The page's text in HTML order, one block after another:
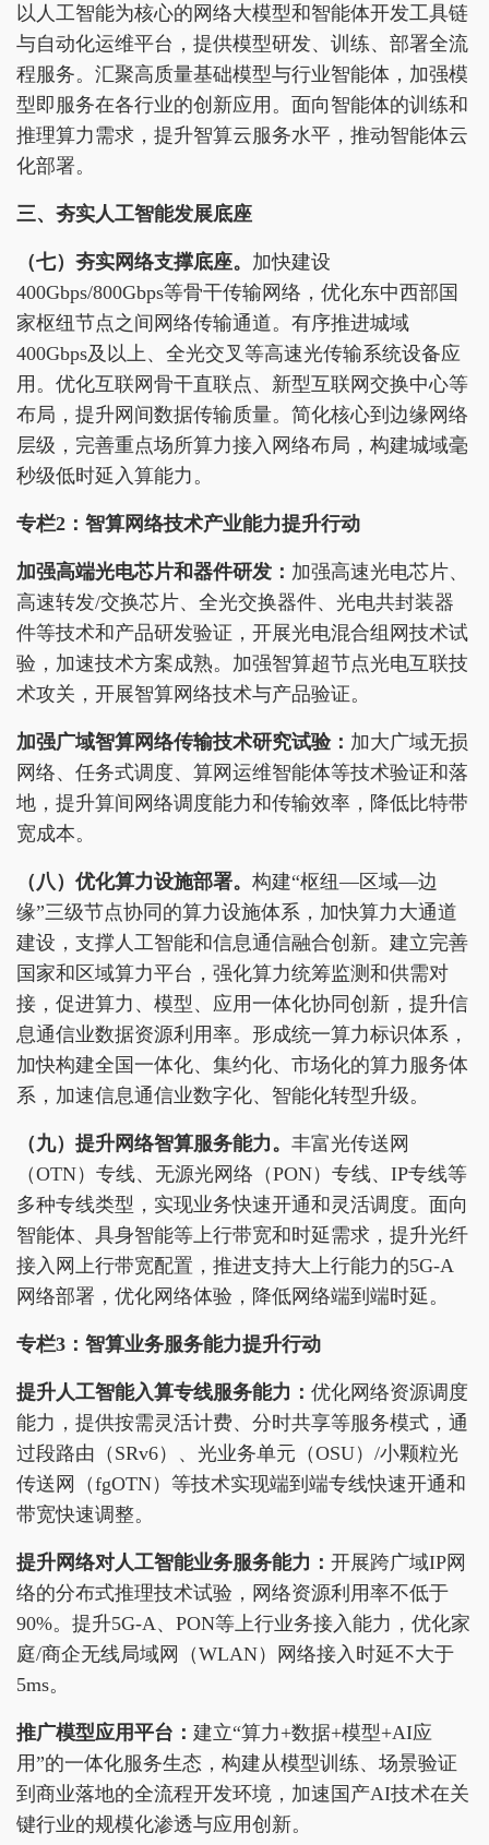
以人工智能为核心的网络大模型和智能体开发工具链
与自动化运维平台，提供模型研发、训练、部署全流
程服务。汇聚高质量基础模型与行业智能体，加强模
型即服务在各行业的创新应用。面向智能体的训练和
推理算力需求，提升智算云服务水平，推动智能体云
化部署。
三、夯实人工智能发展底座
（七）夯实网络支撑底座。 加快建设
400Gbps/800Gbps等骨干传输网络，优化东中西部国
家枢纽节点之间网络传输通道。有序推进城域
400Gbps及以上、全光交叉等高速光传输系统设备应
用。优化互联网骨干直联点、新型互联网交换中心等
布局，提升网间数据传输质量。简化核心到边缘网络
层级，完善重点场所算力接入网络布局，构建城域毫
秒级低时延入算能力。
专栏2：智算网络技术产业能力提升行动
加强高端光电芯片和器件研发： 加强高速光电芯片、
高速转发/交换芯片、全光交换器件、光电共封装器
件等技术和产品研发验证，开展光电混合组网技术试
验，加速技术方案成熟。加强智算超节点光电互联技
术攻关，开展智算网络技术与产品验证。
加强广域智算网络传输技术研究试验： 加大广域无损
网络、任务式调度、算网运维智能体等技术验证和落
地，提升算间网络调度能力和传输效率，降低比特带
宽成本。
（八）优化算力设施部署。 构建“枢纽—区域—边
缘”三级节点协同的算力设施体系，加快算力大通道
建设，支撑人工智能和信息通信融合创新。建立完善
国家和区域算力平台，强化算力统筹监测和供需对
接，促进算力、模型、应用一体化协同创新，提升信
息通信业数据资源利用率。形成统一算力标识体系，
加快构建全国一体化、集约化、市场化的算力服务体
系，加速信息通信业数字化、智能化转型升级。
（九）提升网络智算服务能力。 丰富光传送网
（OTN）专线、无源光网络（PON）专线、IP专线等
多种专线类型，实现业务快速开通和灵活调度。面向
智能体、具身智能等上行带宽和时延需求，提升光纤
接入网上行带宽配置，推进支持大上行能力的5G-A
网络部署，优化网络体验，降低网络端到端时延。
专栏3：智算业务服务能力提升行动
提升人工智能入算专线服务能力： 优化网络资源调度
能力，提供按需灵活计费、分时共享等服务模式，通
过段路由（SRv6）、光业务单元（OSU）/小颗粒光
传送网（fgOTN）等技术实现端到端专线快速开通和
带宽快速调整。
提升网络对人工智能业务服务能力： 开展跨广域IP网
络的分布式推理技术试验，网络资源利用率不低于
90%。提升5G-A、PON等上行业务接入能力，优化家
庭/商企无线局域网（WLAN）网络接入时延不大于
5ms。
推广模型应用平台： 建立“算力+数据+模型+AI应
用”的一体化服务生态，构建从模型训练、场景验证
到商业落地的全流程开发环境，加速国产AI技术在关
键行业的规模化渗透与应用创新。